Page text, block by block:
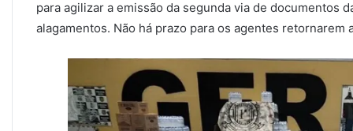
para agilizar a emissão da segunda via de documentos
alagamentos. Não há prazo para os agentes retornarem